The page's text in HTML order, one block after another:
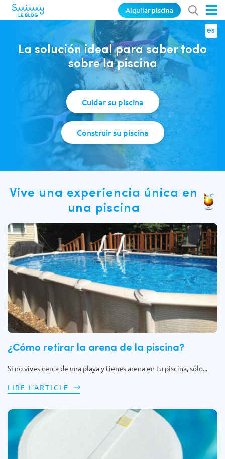
Alquilar piscina
es
La solución ideal para saber todo
sobre la piscina
Cuidar su piscina
Construir su piscina
Vive una experiencia única en
una piscina
¿Cómo retirar la arena de la piscina?
Si no vives cerca de una playa y tienes arena en tu piscina, sólo...
LIRE L'ARTICLE